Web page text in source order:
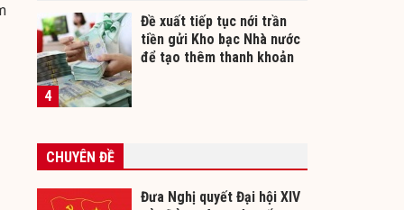
4
Đề xuất tiếp tục nới trần
tiền gửi Kho bạc Nhà nước
để tạo thêm thanh khoản
CHUYÊN ĐỀ
Đưa Nghị quyết Đại hội XIV